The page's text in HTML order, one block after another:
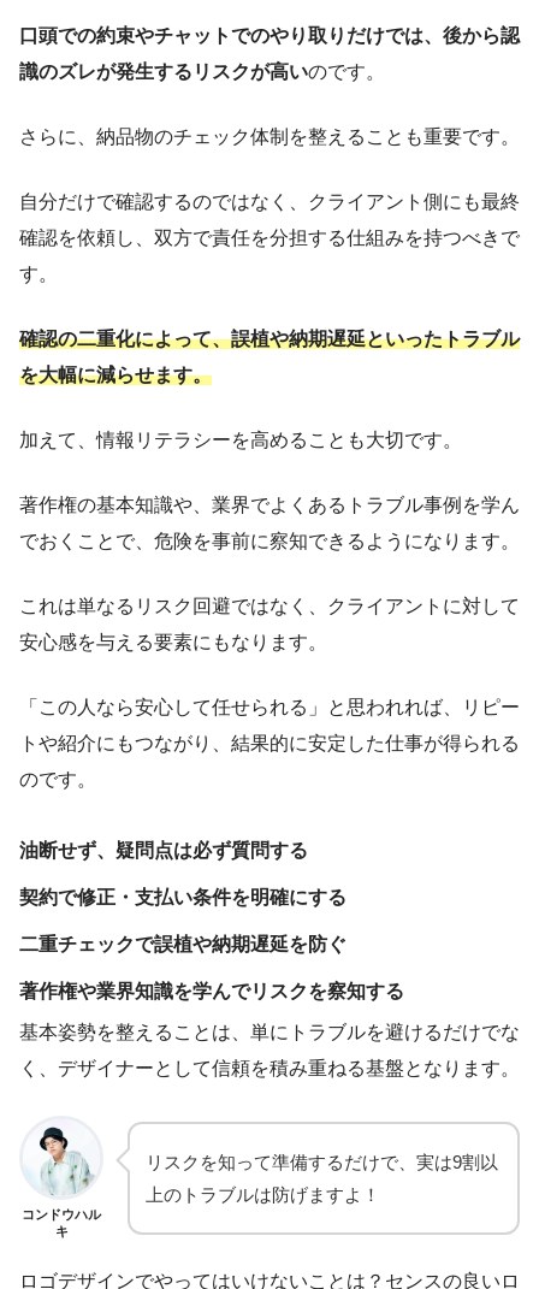
口頭での約束やチャットでのやり取りだけでは、後から認
識のズレが発生するリスクが高いのです。
さらに、納品物のチェック体制を整えることも重要です。
自分だけで確認するのではなく、クライアント側にも最終
確認を依頼し、双方で責任を分担する仕組みを持つべきで
す。
確認の二重化によって、誤植や納期遅延といったトラブル
を大幅に減らせます。
加えて、情報リテラシーを高めることも大切です。
著作権の基本知識や、業界でよくあるトラブル事例を学ん
でおくことで、危険を事前に察知できるようになります。
これは単なるリスク回避ではなく、クライアントに対して
安心感を与える要素にもなります。
「この人なら安心して任せられる」と思われれば、リピー
トや紹介にもつながり、結果的に安定した仕事が得られる
のです。
油断せず、疑問点は必ず質問する
契約で修正・支払い条件を明確にする
二重チェックで誤植や納期遅延を防ぐ
著作権や業界知識を学んでリスクを察知する
基本姿勢を整えることは、単にトラブルを避けるだけでな
く、デザイナーとして信頼を積み重ねる基盤となります。
コンドウハル
キ
リスクを知って準備するだけで、実は9割以
上のトラブルは防げますよ！
ロゴデザインでやってはいけないことは？センスの良いロ